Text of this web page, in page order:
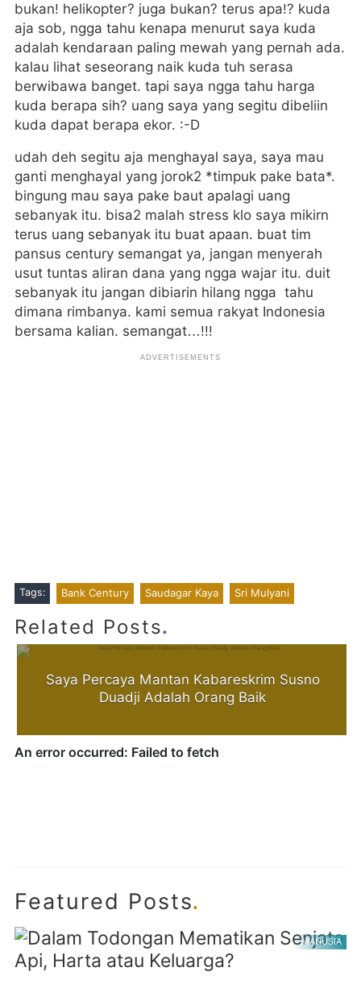
bukan! helikopter? juga bukan? terus apa!? kuda
aja sob, ngga tahu kenapa menurut saya kuda
adalah kendaraan paling mewah yang pernah ada.
kalau lihat seseorang naik kuda tuh serasa
berwibawa banget. tapi saya ngga tahu harga
kuda berapa sih? uang saya yang segitu dibeliin
kuda dapat berapa ekor. :-D
udah deh segitu aja menghayal saya, saya mau
ganti menghayal yang jorok2 *timpuk pake bata*.
bingung mau saya pake baut apalagi uang
sebanyak itu. bisa2 malah stress klo saya mikirn
terus uang sebanyak itu buat apaan. buat tim
pansus century semangat ya, jangan menyerah
usut tuntas aliran dana yang ngga wajar itu. duit
sebanyak itu jangan dibiarin hilang ngga tahu
dimana rimbanya. kami semua rakyat Indonesia
bersama kalian. semangat…!!!
Tags: Bank Century Saudagar Kaya Sri Mulyani
Related Posts.
Saya Percaya Mantan Kabareskrim Susno
Duadji Adalah Orang Baik
Featured Posts.
MANUSIA